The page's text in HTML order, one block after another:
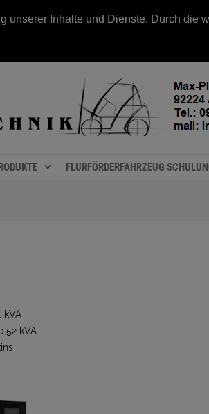
unserer Inhalte und Dienste. Durch
FLURFÖRDERFAHRZEUG
kVA
kVA